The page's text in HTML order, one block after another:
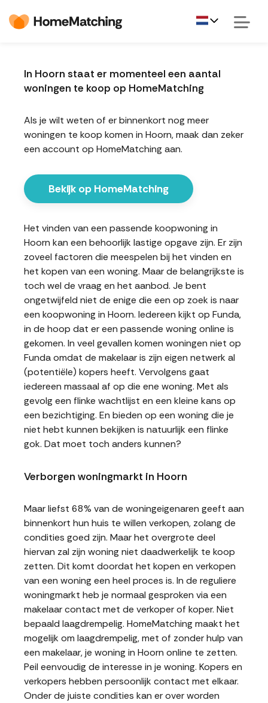
In Hoorn staat er momenteel een aantal
woningen te koop op HomeMatching
Als je wilt weten of er binnenkort nog meer
woningen te koop komen in Hoorn, maak dan zeker
een account op HomeMatching aan.
Bekijk op HomeMatching
Het vinden van een passende koopwoning in
Hoorn kan een behoorlijk lastige opgave zijn. Er zijn
zoveel factoren die meespelen bij het vinden en
het kopen van een woning. Maar de belangrijkste is
toch wel de vraag en het aanbod. Je bent
ongetwijfeld niet de enige die een op zoek is naar
een koopwoning in Hoorn. Iedereen kijkt op Funda,
in de hoop dat er een passende woning online is
gekomen. In veel gevallen komen woningen niet op
Funda omdat de makelaar is zijn eigen netwerk al
(potentiële) kopers heeft. Vervolgens gaat
iedereen massaal af op die ene woning. Met als
gevolg een flinke wachtlijst en een kleine kans op
een bezichtiging. En bieden op een woning die je
niet hebt kunnen bekijken is natuurlijk een flinke
gok. Dat moet toch anders kunnen?
Verborgen woningmarkt in Hoorn
Maar liefst 68% van de woningeigenaren geeft aan
binnenkort hun huis te willen verkopen, zolang de
condities goed zijn. Maar het overgrote deel
hiervan zal zijn woning niet daadwerkelijk te koop
zetten. Dit komt doordat het kopen en verkopen
van een woning een heel proces is. In de reguliere
woningmarkt heb je normaal gesproken via een
makelaar contact met de verkoper of koper. Niet
bepaald laagdrempelig. HomeMatching maakt het
mogelijk om laagdrempelig, met of zonder hulp van
een makelaar, je woning in Hoorn online te zetten.
Peil eenvoudig de interesse in je woning. Kopers en
verkopers hebben persoonlijk contact met elkaar.
Onder de juiste condities kan er over worden